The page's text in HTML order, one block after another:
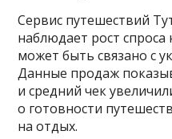
Сервис путешествий
наблюдает рост
может быть связано с
Данные продаж
и средний чек
о готовности
на отдых.